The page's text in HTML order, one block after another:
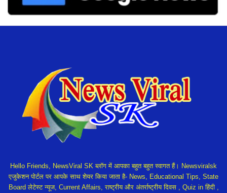
Hello Friends, NewsViral SK ब्लॉग में आपका बहुत बहुत स्वागत हैं। Newsviralsk
एजुकेशन पोर्टल पर आपके साथ शेयर किया जाता है- News, Educational Tips, State
Board लेटेस्ट न्यूज, Current Affairs, राष्ट्रीय और अंतर्राष्ट्रीय दिवस , Quiz in हिंदी ,